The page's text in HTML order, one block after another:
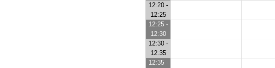
12:20 -
12:25
12:25 -
12:30
12:30 -
12:35
12:35 -